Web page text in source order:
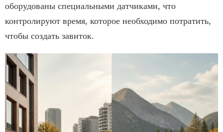
оборудованы специальными датчиками, что
контролируют время, которое необходимо потратить,
чтобы создать завиток.